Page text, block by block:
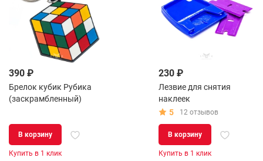
390 ₽
Брелок кубик Рубика
(заскрамбленный)
В корзину
Купить в 1 клик
230 ₽
Лезвие для снятия
наклеек
5
12 отзывов
В корзину
Купить в 1 клик